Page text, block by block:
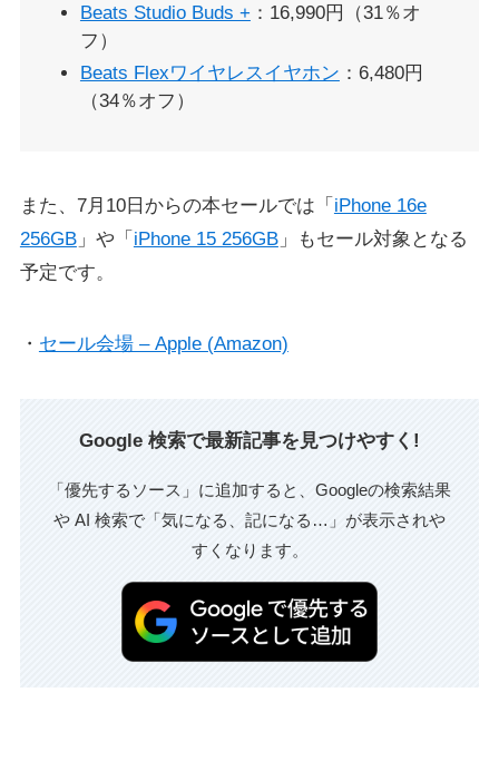
Beats Studio Buds +：16,990円（31％オ
フ）
Beats Flexワイヤレスイヤホン ：6,480円
（34％オフ）
また、7月10日からの本セールでは「 iPhone 16e
256GB」や「 iPhone 15 256GB」もセール対象となる
予定です。
・ セール会場 – Apple (Amazon)
Google 検索で最新記事を見つけやすく!
「優先するソース」に追加すると、Googleの検索結果
や AI 検索で「気になる、記になる…」が表示されや
すくなります。